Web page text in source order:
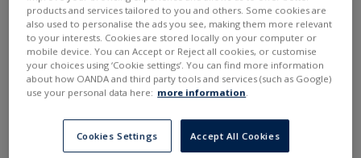
products and services tailored to you and others. Some cookies are
also used to personalise the ads you see, making them more relevant
to your interests. Cookies are stored locally on your computer or
mobile device. You can Accept or Reject all cookies, or customise
your choices using ‘Cookie settings’. You can find more information
about how OANDA and third party tools and services (such as Google)
use your personal data here: more information.
Cookies Settings Accept All Cookies